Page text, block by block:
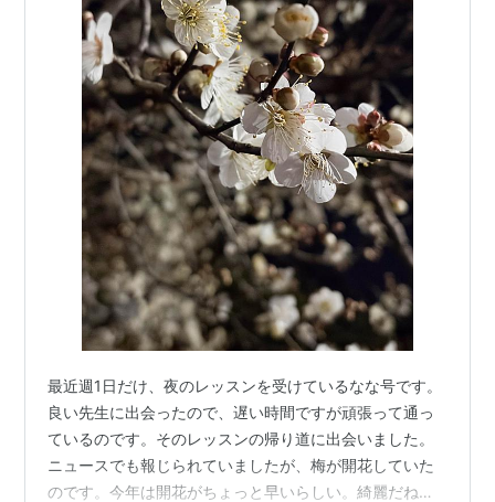
最近週1日だけ、夜のレッスンを受けているなな号です。
良い先生に出会ったので、遅い時間ですが頑張って通っ
ているのです。そのレッスンの帰り道に出会いました。
ニュースでも報じられていましたが、梅が開花していた
のです。今年は開花がちょっと早いらしい。綺麗だね